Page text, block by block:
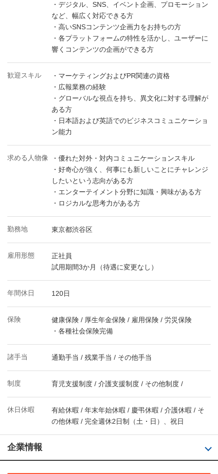
・デジタル、SNS、イベント企画、プロモーション
など、幅広く対応できる方
・高いSNSコンテンツ企画力をお持ちの方
・各プラットフォームの特性を活かし、ユーザーに
響くコンテンツの企画ができる方
歓迎スキル
・マーケティングおよびPR関連の資格
・広報業務の経験
・グローバルな視点を持ち、異文化に対する理解が
ある方
・日本語および英語でのビジネスコミュニケーショ
ン能力
求める人物像
・優れた対外・対内コミュニケーションスキル
・好奇心が強く、何事にも新しいことにチャレンジ
したいという志向がある方
・エンターテイメント分野に知識・興味がある方
・ロジカルな思考力がある方
勤務地 東京都渋谷区
雇用形態
正社員
試用期間3か月（待遇に変更なし）
年間休日 120日
保険
健康保険 / 厚生年金保険 / 雇用保険 / 労災保険
・各種社会保険完備
諸手当 通勤手当 / 残業手当 / その他手当
制度 育児支援制度 / 介護支援制度 / その他制度 /
休日休暇
有給休暇 / 年末年始休暇 / 慶弔休暇 / 介護休暇 / そ
の他休暇 / 完全週休2日制（土・日）、祝日
企業情報